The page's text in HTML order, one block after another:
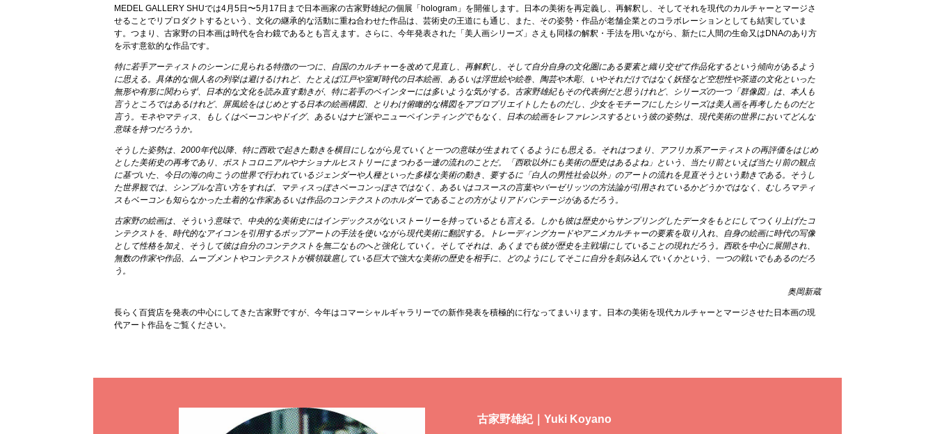
MEDEL GALLERY SHUでは4月5日〜5月17日まで日本画家の古家野雄紀の個展「hologram」を開催します。日本の美術を再定義し、再解釈し、そしてそれを現代のカルチャーとマージさ
せることでリプロダクトするという、文化の継承的な活動に重ね合わせた作品は、芸術史の王道にも通じ、また、その姿勢・作品が老舗企業とのコラボレーションとしても結実していま
す。つまり、古家野の日本画は時代を合わ鏡であるとも言えます。さらに、今年発表された「美人画シリーズ」さえも同様の解釈・手法を用いながら、新たに人間の生命又はDNAのあり方
を示す意欲的な作品です。
特に若手アーティストのシーンに見られる特徴の一つに、自国のカルチャーを改めて見直し、再解釈し、そして自分自身の文化圏にある要素と織り交ぜて作品化するという傾向があるよう
に思える。具体的な個人名の列挙は避けるけれど、たとえば江戸や室町時代の日本絵画、あるいは浮世絵や絵巻、陶芸や木彫、いやそれだけではなく妖怪など空想性や茶道の文化といった
無形や有形に関わらず、日本的な文化を読み直す動きが、特に若手のペインターには多いような気がする。古家野雄紀もその代表例だと思うけれど、シリーズの一つ「群像図」は、本人も
言うところではあるけれど、屏風絵をはじめとする日本の絵画構図、とりわけ俯瞰的な構図をアプロプリエイトしたものだし、少女をモチーフにしたシリーズは美人画を再考したものだと
言う。モネやマティス、もしくはベーコンやドイグ、あるいはナビ派やニューペインティングでもなく、日本の絵画をレファレンスするという彼の姿勢は、現代美術の世界においてどんな
意味を持つだろうか。
そうした姿勢は、2000年代以降、特に西欧で起きた動きを横目にしながら見ていくと一つの意味が生まれてくるようにも思える。それはつまり、アフリカ系アーティストの再評価をはじめ
とした美術史の再考であり、ポストコロニアルやナショナルヒストリーにまつわる一連の流れのことだ。「西欧以外にも美術の歴史はあるよね」という、当たり前といえば当たり前の観点
に基づいた、今日の海の向こうの世界で行われているジェンダーや人種といった多様な美術の動き、要するに「白人の男性社会以外」のアートの流れを見直そうという動きである。そうし
た世界観では、シンプルな言い方をすれば、マティスっぽさベーコンっぽさではなく、あるいはコスースの言葉やバーゼリッツの方法論が引用されているかどうかではなく、むしろマティ
スもベーコンも知らなかった土着的な作家あるいは作品のコンテクストのホルダーであることの方がよりアドバンテージがあるだろう。
古家野の絵画は、そういう意味で、中央的な美術史にはインデックスがないストーリーを持っているとも言える。しかも彼は歴史からサンプリングしたデータをもとにしてつくり上げたコ
ンテクストを、時代的なアイコンを引用するポップアートの手法を使いながら現代美術に翻訳する。トレーディングカードやアニメカルチャーの要素を取り入れ、自身の絵画に時代の写像
として性格を加え、そうして彼は自分のコンテクストを無二なものへと強化していく。そしてそれは、あくまでも彼が歴史を主戦場にしていることの現れだろう。西欧を中心に展開され、
無数の作家や作品、ムーブメントやコンテクストが横領跋扈している巨大で強大な美術の歴史を相手に、どのようにしてそこに自分を刻み込んでいくかという、一つの戦いでもあるのだろ
う。
奥岡新蔵
長らく百貨店を発表の中心にしてきた古家野ですが、今年はコマーシャルギャラリーでの新作発表を積極的に行なってまいります。日本の美術を現代カルチャーとマージさせた日本画の現
代アート作品をご覧ください。
古家野雄紀｜Yuki Koyano